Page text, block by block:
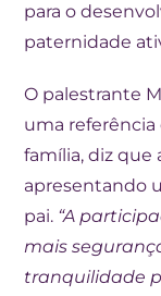
para o
paternidade
O palestrante
uma
família, diz que
apresentando
pai. “A
mais
tranquilidade